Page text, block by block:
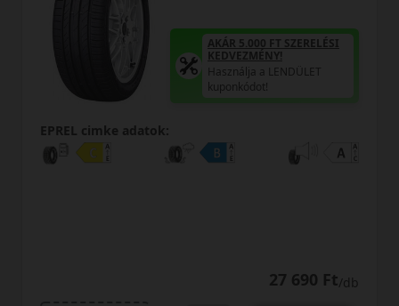
AKÁR 5.000 FT SZERELÉSI
KEDVEZMÉNY!
Használja a LENDÜLET
kuponkódot!
EPREL cimke adatok:
27 690 Ft/db